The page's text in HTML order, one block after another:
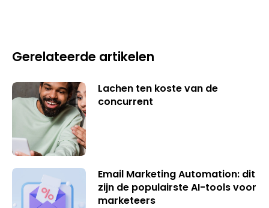
Gerelateerde artikelen
Lachen ten koste van de
concurrent
Email Marketing Automation: dit
zijn de populairste AI-tools voor
marketeers